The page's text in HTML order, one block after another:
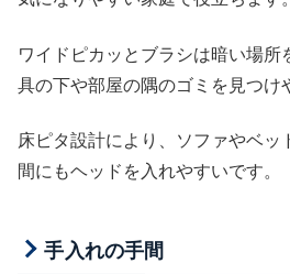
ワイドピカッとブラシは暗い場所
具の下や部屋の隅のゴミを見つけ
床ピタ設計により、ソファやベッ
間にもヘッドを入れやすいです。
手入れの手間